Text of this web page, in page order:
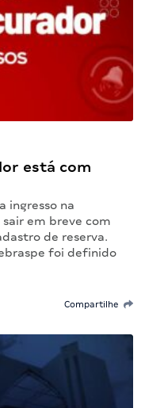
está com
ingresso na
sair em breve com
de reserva.
foi definido
Compartilhe